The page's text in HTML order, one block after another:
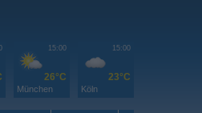
15:00
26°C
München
15:00
23°C
Köln